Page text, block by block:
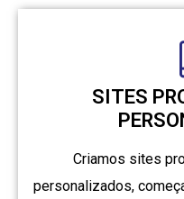
SITES
Criamos sites
personalizados,